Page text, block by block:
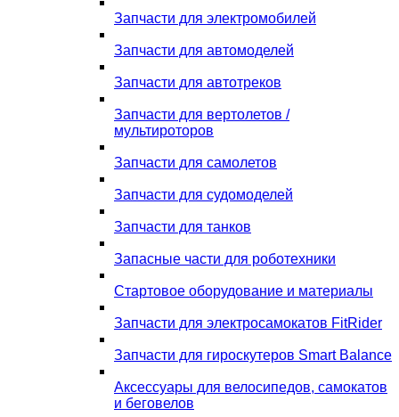
Запчасти для электромобилей
Запчасти для автомоделей
Запчасти для автотреков
Запчасти для вертолетов /
мультироторов
Запчасти для самолетов
Запчасти для судомоделей
Запчасти для танков
Запасные части для роботехники
Стартовое оборудование и материалы
Запчасти для электросамокатов FitRider
Запчасти для гироскутеров Smart Balance
Аксессуары для велосипедов, самокатов
и беговелов